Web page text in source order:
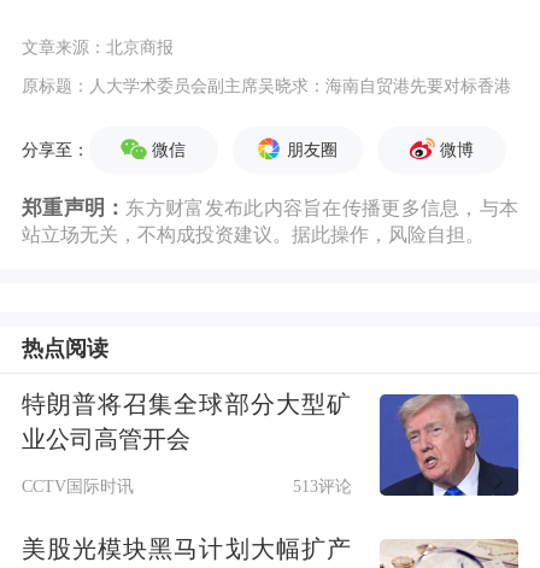
文章来源：北京商报
原标题：人大学术委员会副主席吴晓求：海南自贸港先要对标香港
分享至： 微信 朋友圈 微博
郑重声明： 东方财富发布此内容旨在传播更多信息，与本
站立场无关，不构成投资建议。据此操作，风险自担。
热点阅读
特朗普将召集全球部分大型矿
业公司高管开会
CCTV国际时讯 513评论
美股光模块黑马计划大幅扩产